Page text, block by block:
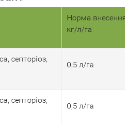
Норма
кг/л/га
септоріоз,
0,5 л/га
септоріоз,
0,5 л/га